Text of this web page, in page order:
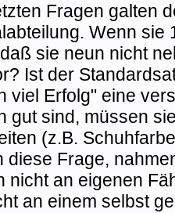
Fragen galten
Wenn sie
sie neun nicht
Ist der
viel Erfolg" eine
gut sind, müssen
(z.B.
diese Frage,
nicht an eigenen
an einem selbst